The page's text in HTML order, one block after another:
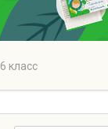
6 класс